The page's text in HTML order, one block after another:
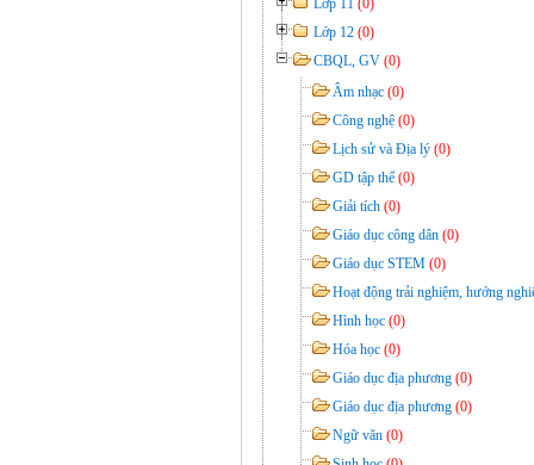
Lớp 11 (0)
Lớp 12 (0)
CBQL, GV (0)
Âm nhạc (0)
Công nghệ (0)
Lịch sử và Địa lý (0)
GD tập thể (0)
Giải tích (0)
Giáo dục công dân (0)
Giáo dục STEM (0)
Hoạt động trải nghiệm, hướng
Hình học (0)
Hóa học (0)
Giáo dục địa phương (0)
Giáo dục địa phương (0)
Ngữ văn (0)